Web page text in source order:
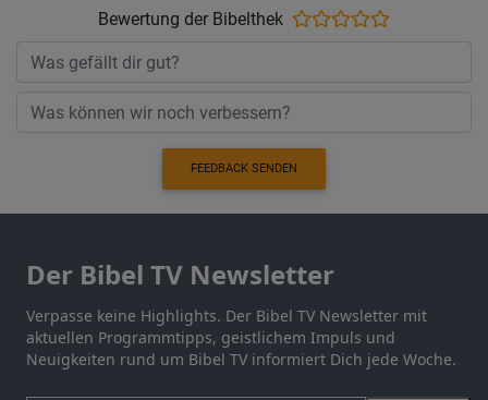
Bewertung der Bibelthek
FEEDBACK SENDEN
Der Bibel TV Newsletter
Verpasse keine Highlights. Der Bibel TV Newsletter mit
aktuellen Programmtipps, geistlichem Impuls und
Neuigkeiten rund um Bibel TV informiert Dich jede Woche.